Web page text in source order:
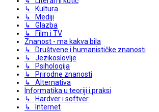
↳ Kultura
↳ Mediji
↳ Glazba
↳ Film i TV
Znanost - ma kakva bila
↳ Društvene i humanističke znanosti
↳ Jezikoslovlje
↳ Psihologija
↳ Prirodne znanosti
↳ Alternativa
Informatika u teoriji i praksi
↳ Hardver i softver
↳ Internet